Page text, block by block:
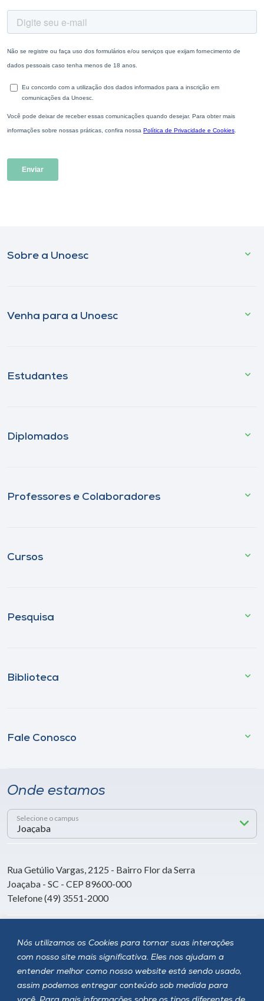
Nós utilizamos os Cookies para tornar suas interações
com nosso site mais significativa. Eles nos ajudam a
entender melhor como nosso website está sendo usado,
assim podemos entregar conteúdo sob medida para
Sobre a Unoesc
Venha para a Unoesc
Estudantes
Diplomados
Professores e Colaboradores
Cursos
Pesquisa
Biblioteca
Fale Conosco
Onde estamos
Selecione o campus
Rua Getúlio Vargas, 2125 - Bairro Flor da Serra
Joaçaba - SC - CEP 89600-000
Telefone (49) 3551-2000
Siga a Unoesc